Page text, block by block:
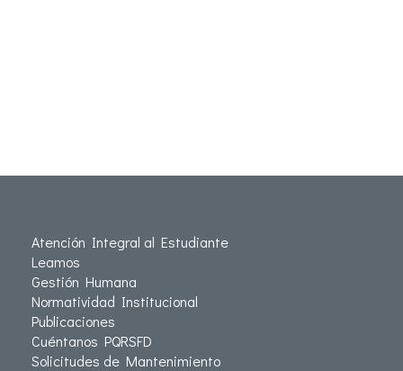
Atención Integral al Estudiante
Leamos
Gestión Humana
Normatividad Institucional
Publicaciones
Cuéntanos PQRSFD
Solicitudes de Mantenimiento